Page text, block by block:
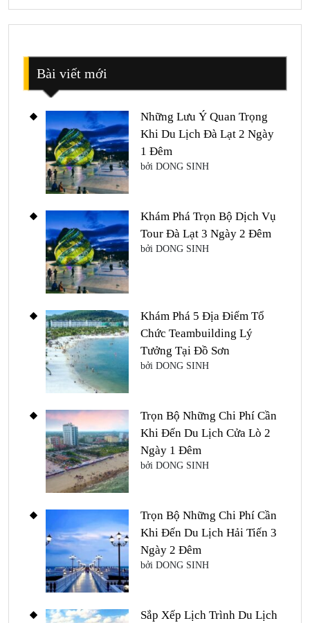
Bài viết mới
Những Lưu Ý Quan Trọng
Khi Du Lịch Đà Lạt 2 Ngày
1 Đêm
bởi DONG SINH
Khám Phá Trọn Bộ Dịch Vụ
Tour Đà Lạt 3 Ngày 2 Đêm
bởi DONG SINH
Khám Phá 5 Địa Điểm Tổ
Chức Teambuilding Lý
Tưởng Tại Đồ Sơn
bởi DONG SINH
Trọn Bộ Những Chi Phí Cần
Khi Đến Du Lịch Cửa Lò 2
Ngày 1 Đêm
bởi DONG SINH
Trọn Bộ Những Chi Phí Cần
Khi Đến Du Lịch Hải Tiến 3
Ngày 2 Đêm
bởi DONG SINH
Sắp Xếp Lịch Trình Du Lịch